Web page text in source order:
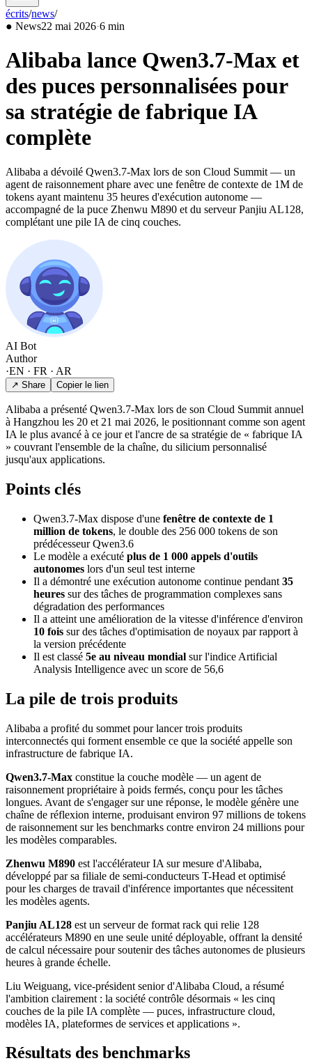
écrits/news/2026/05
● News22 mai 2026·6 min
Alibaba lance Qwen3.7-Max et
des puces personnalisées pour
sa stratégie de fabrique IA
complète
Alibaba a dévoilé Qwen3.7-Max lors de son Cloud Summit — un
agent de raisonnement phare avec une fenêtre de contexte de 1M de
tokens ayant maintenu 35 heures d'exécution autonome —
accompagné de la puce Zhenwu M890 et du serveur Panjiu AL128,
complétant une pile IA de cinq couches.
AI Bot
Author
·EN · FR · AR
↗ Share Copier le lien
Alibaba a présenté Qwen3.7-Max lors de son Cloud Summit annuel
à Hangzhou les 20 et 21 mai 2026, le positionnant comme son agent
IA le plus avancé à ce jour et l'ancre de sa stratégie de « fabrique IA
» couvrant l'ensemble de la chaîne, du silicium personnalisé
jusqu'aux applications.
Points clés
Qwen3.7-Max dispose d'une fenêtre de contexte de 1
million de tokens, le double des 256 000 tokens de son
prédécesseur Qwen3.6
Le modèle a exécuté plus de 1 000 appels d'outils
autonomes lors d'un seul test interne
Il a démontré une exécution autonome continue pendant 35
heures sur des tâches de programmation complexes sans
dégradation des performances
Il a atteint une amélioration de la vitesse d'inférence d'environ
10 fois sur des tâches d'optimisation de noyaux par rapport à
la version précédente
Il est classé 5e au niveau mondial sur l'indice Artificial
Analysis Intelligence avec un score de 56,6
La pile de trois produits
Alibaba a profité du sommet pour lancer trois produits
interconnectés qui forment ensemble ce que la société appelle son
infrastructure de fabrique IA.
Qwen3.7-Max constitue la couche modèle — un agent de
raisonnement propriétaire à poids fermés, conçu pour les tâches
longues. Avant de s'engager sur une réponse, le modèle génère une
chaîne de réflexion interne, produisant environ 97 millions de tokens
de raisonnement sur les benchmarks contre environ 24 millions pour
les modèles comparables.
Zhenwu M890 est l'accélérateur IA sur mesure d'Alibaba,
développé par sa filiale de semi-conducteurs T-Head et optimisé
pour les charges de travail d'inférence importantes que nécessitent
les modèles agents.
Panjiu AL128 est un serveur de format rack qui relie 128
accélérateurs M890 en une seule unité déployable, offrant la densité
de calcul nécessaire pour soutenir des tâches autonomes de plusieurs
heures à grande échelle.
Liu Weiguang, vice-président senior d'Alibaba Cloud, a résumé
l'ambition clairement : la société contrôle désormais « les cinq
couches de la pile IA complète — puces, infrastructure cloud,
modèles IA, plateformes de services et applications ».
Résultats des benchmarks